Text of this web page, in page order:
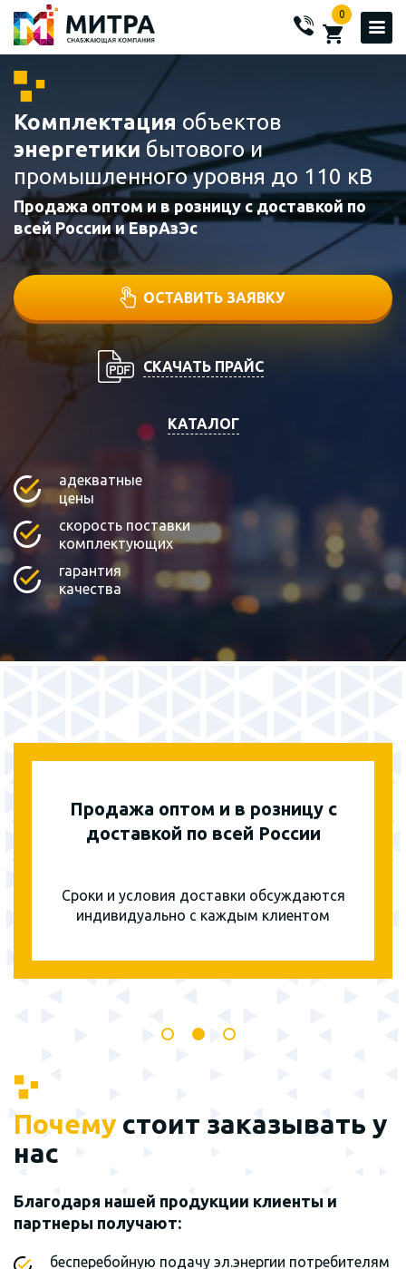
0
Комплектация объектов
энергетики бытового и
промышленного уровня до 110 кВ
Продажа оптом и в розницу с доставкой по
всей России и ЕврАзЭс
ОСТАВИТЬ ЗАЯВКУ
СКАЧАТЬ ПРАЙС
КАТАЛОГ
адекватные
цены
скорость поставки
комплектующих
гарантия
качества
Продажа оптом и в розницу с
доставкой по всей России
Сроки и условия доставки обсуждаются
индивидуально с каждым клиентом
Почему стоит заказывать у
нас
Благодаря нашей продукции клиенты и
партнеры получают:
бесперебойную подачу эл.энергии потребителям